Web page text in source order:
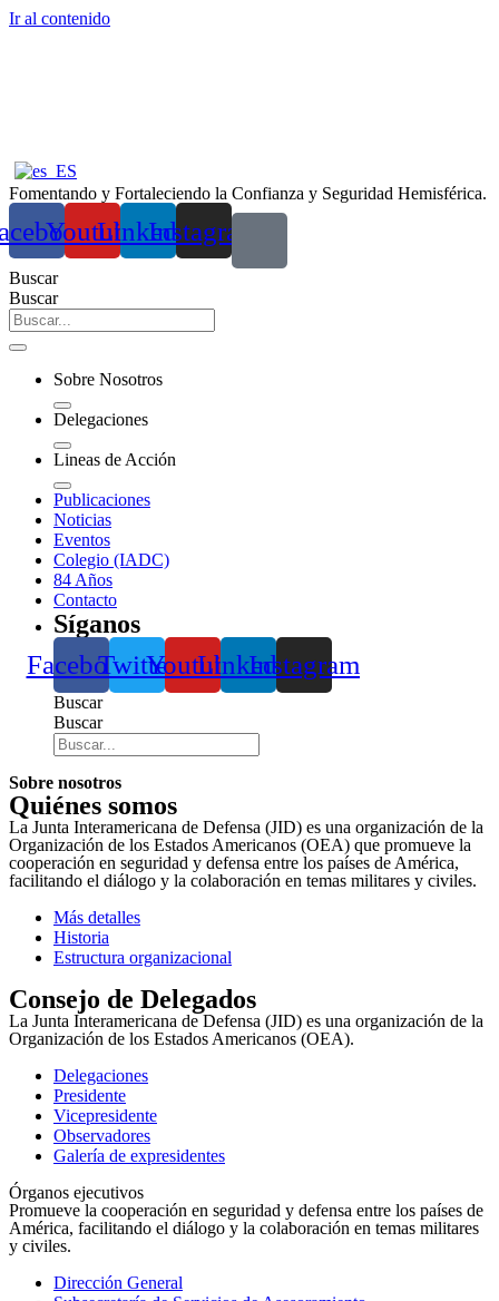
Ir al contenido
Fomentando y Fortaleciendo la Confianza y Seguridad Hemisférica.
YoutubeLinkedin
Instagram
Buscar
Buscar
Sobre Nosotros
Delegaciones
Lineas de Acción
Publicaciones
Noticias
Eventos
Colegio (IADC)
84 Años
Contacto
Síganos
FacebookTwitterYoutubeLinkedinInstagram
Buscar
Buscar
Sobre nosotros
Quiénes somos
La Junta Interamericana de Defensa (JID) es una organización de la
Organización de los Estados Americanos (OEA) que promueve la
cooperación en seguridad y defensa entre los países de América,
facilitando el diálogo y la colaboración en temas militares y civiles.
Más detalles
Historia
Estructura organizacional
Consejo de Delegados
La Junta Interamericana de Defensa (JID) es una organización de la
Organización de los Estados Americanos (OEA).
Delegaciones
Presidente
Vicepresidente
Observadores
Galería de expresidentes
Órganos ejecutivos
Promueve la cooperación en seguridad y defensa entre los países de
América, facilitando el diálogo y la colaboración en temas militares
y civiles.
Dirección General